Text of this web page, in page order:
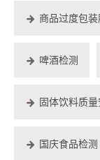
商品过度包装
啤酒检测
固体饮料质
国庆食品检测